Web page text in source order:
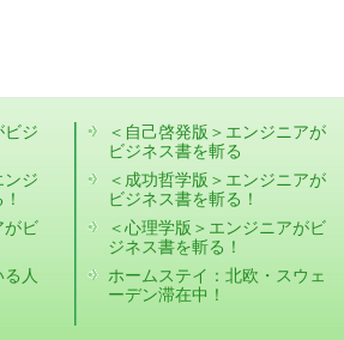
ビジ
ンジ
がビ
人
＜自己啓発版＞エンジニアが
ビジネス書を斬る
＜成功哲学版＞エンジニアが
ビジネス書を斬る！
＜心理学版＞エンジニアがビ
ジネス書を斬る！
ホームステイ：北欧・スウェ
ーデン滞在中！